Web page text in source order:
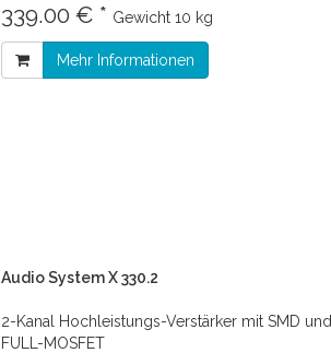
339.00 € * Gewicht 10 kg
Mehr Informationen
Audio System X 330.2
2-Kanal Hochleistungs-Verstärker mit SMD und
FULL-MOSFET